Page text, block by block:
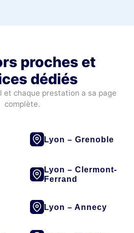
proches et
dédiés
et chaque prestation a sa page
complète.
Lyon – Grenoble
Lyon – Clermont-
Ferrand
Lyon – Annecy